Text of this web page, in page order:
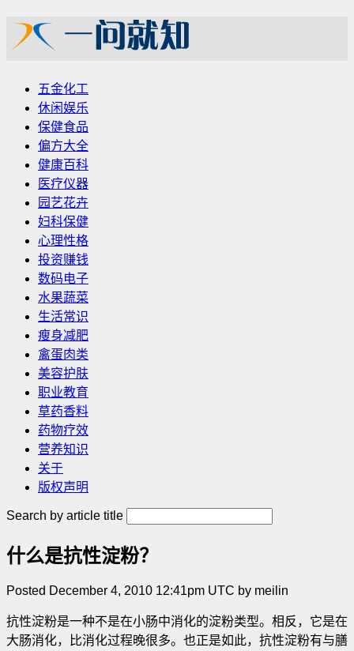
五金化工
休闲娱乐
保健食品
偏方大全
健康百科
医疗仪器
园艺花卉
妇科保健
心理性格
投资赚钱
数码电子
水果蔬菜
生活常识
瘦身减肥
禽蛋肉类
美容护肤
职业教育
草药香料
药物疗效
营养知识
关于
版权声明
Search by article title
什么是抗性淀粉？
Posted December 4, 2010 12:41pm UTC by meilin
抗性淀粉是一种不是在小肠中消化的淀粉类型。相反，它是在
大肠消化，比消化过程晚很多。也正是如此，抗性淀粉有与膳